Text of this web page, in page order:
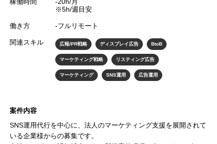
※5h/週目安
働き方 -フルリモート
関連スキル 広報/PR戦略 ディスプレイ広告 BtoB
マーケティング戦略 リスティング広告
マーケティング SNS運用 広告運用
案件内容
SNS運用代行を中心に、法人のマーケティング支援を展開されて
いる企業様からの募集です。